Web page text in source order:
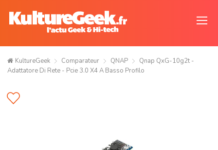
KultureGeek Comparateur QNAP
Qnap QxG-10g2t -
Adattatore Di Rete - Pcie 3.0 X4 A Basso Profilo